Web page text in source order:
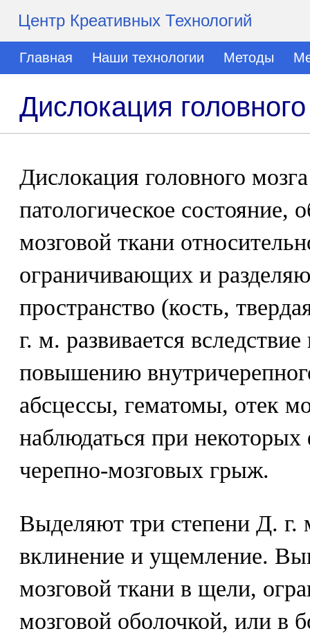
Центр Креативных Технологий
Главная Наши технологии Методы
Дислокация
Дислокация головного
патологическое состояние,
мозговой ткани
ограничивающих и
пространство (кость,
г. м. развивается
повышению
абсцессы, гематомы, отек
наблюдаться при
черепно-мозговых грыж.
Выделяют три степени Д. г.
вклинение и ущемление.
мозговой ткани в щели,
мозговой оболочкой, или в